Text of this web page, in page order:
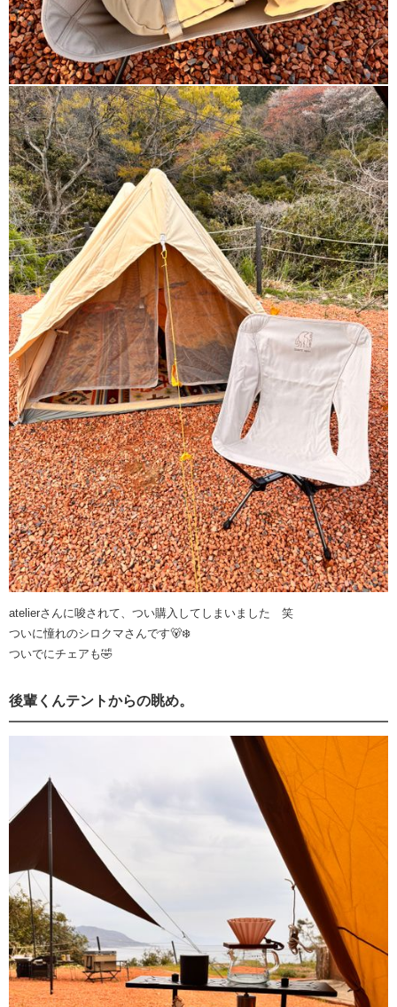
atelierさんに唆されて、つい購入してしまいました 笑
ついに憧れのシロクマさんです🐻‍❄️
ついでにチェアも🤣
後輩くんテントからの眺め。